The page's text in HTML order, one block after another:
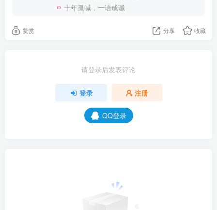
十年孤喊，一语成谶
赞赏 分享 收藏
请登录后发表评论
登录 注册
QQ登录